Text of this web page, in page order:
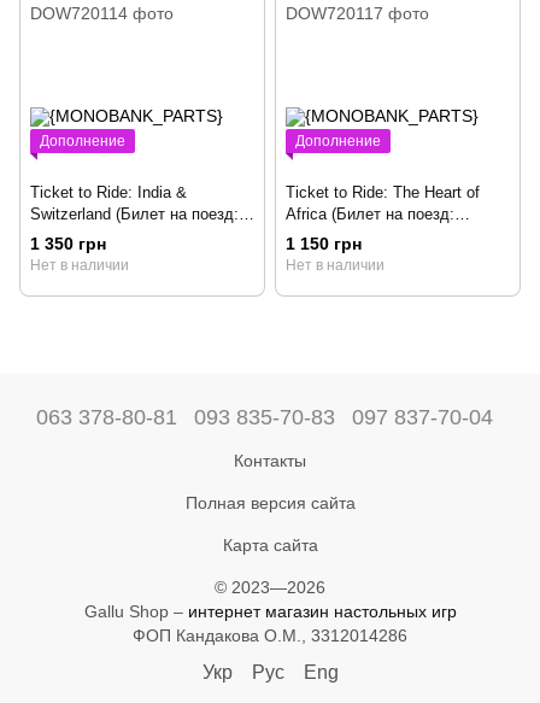
Дополнение
Ticket to Ride: India &
Switzerland (Билет на поезд:
Индия и Швейцария)
1 350 грн
Нет в наличии
Дополнение
Ticket to Ride: The Heart of
Africa (Билет на поезд:
Сердце Африки)
1 150 грн
Нет в наличии
063 378-80-81 093 835-70-83 097 837-70-04
Контакты
Полная версия сайта
Карта сайта
© 2023—2026
Gallu Shop – интернет магазин настольных игр
ФОП Кандакова О.М., 3312014286
Укр Рус Eng